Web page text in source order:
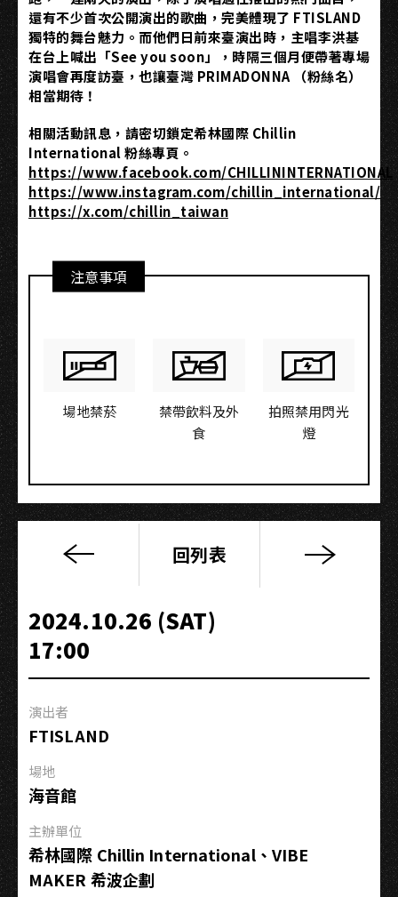
還有不少首次公開演出的歌曲，完美體現了 FTISLAND
獨特的舞台魅力。而他們日前來臺演出時，主唱李洪基
在台上喊出「See you soon」，時隔三個月便帶著專場
演唱會再度訪臺，也讓臺灣 PRIMADONNA （粉絲名）
相當期待！
相關活動訊息，請密切鎖定希林國際 Chillin
International 粉絲專頁。
https://www.facebook.com/CHILLININTERNATIONAL
https://www.instagram.com/chillin_international/
https://x.com/chillin_taiwan
注意事項
場地禁菸
禁帶飲料及外
食
拍照禁用閃光
燈
2024
爭
舞
鬥
國
舞
回列表
2024.10.26 (SAT)
17:00
演出者
FTISLAND
場地
海音館
主辦單位
希林國際 Chillin International、VIBE
MAKER 希波企劃